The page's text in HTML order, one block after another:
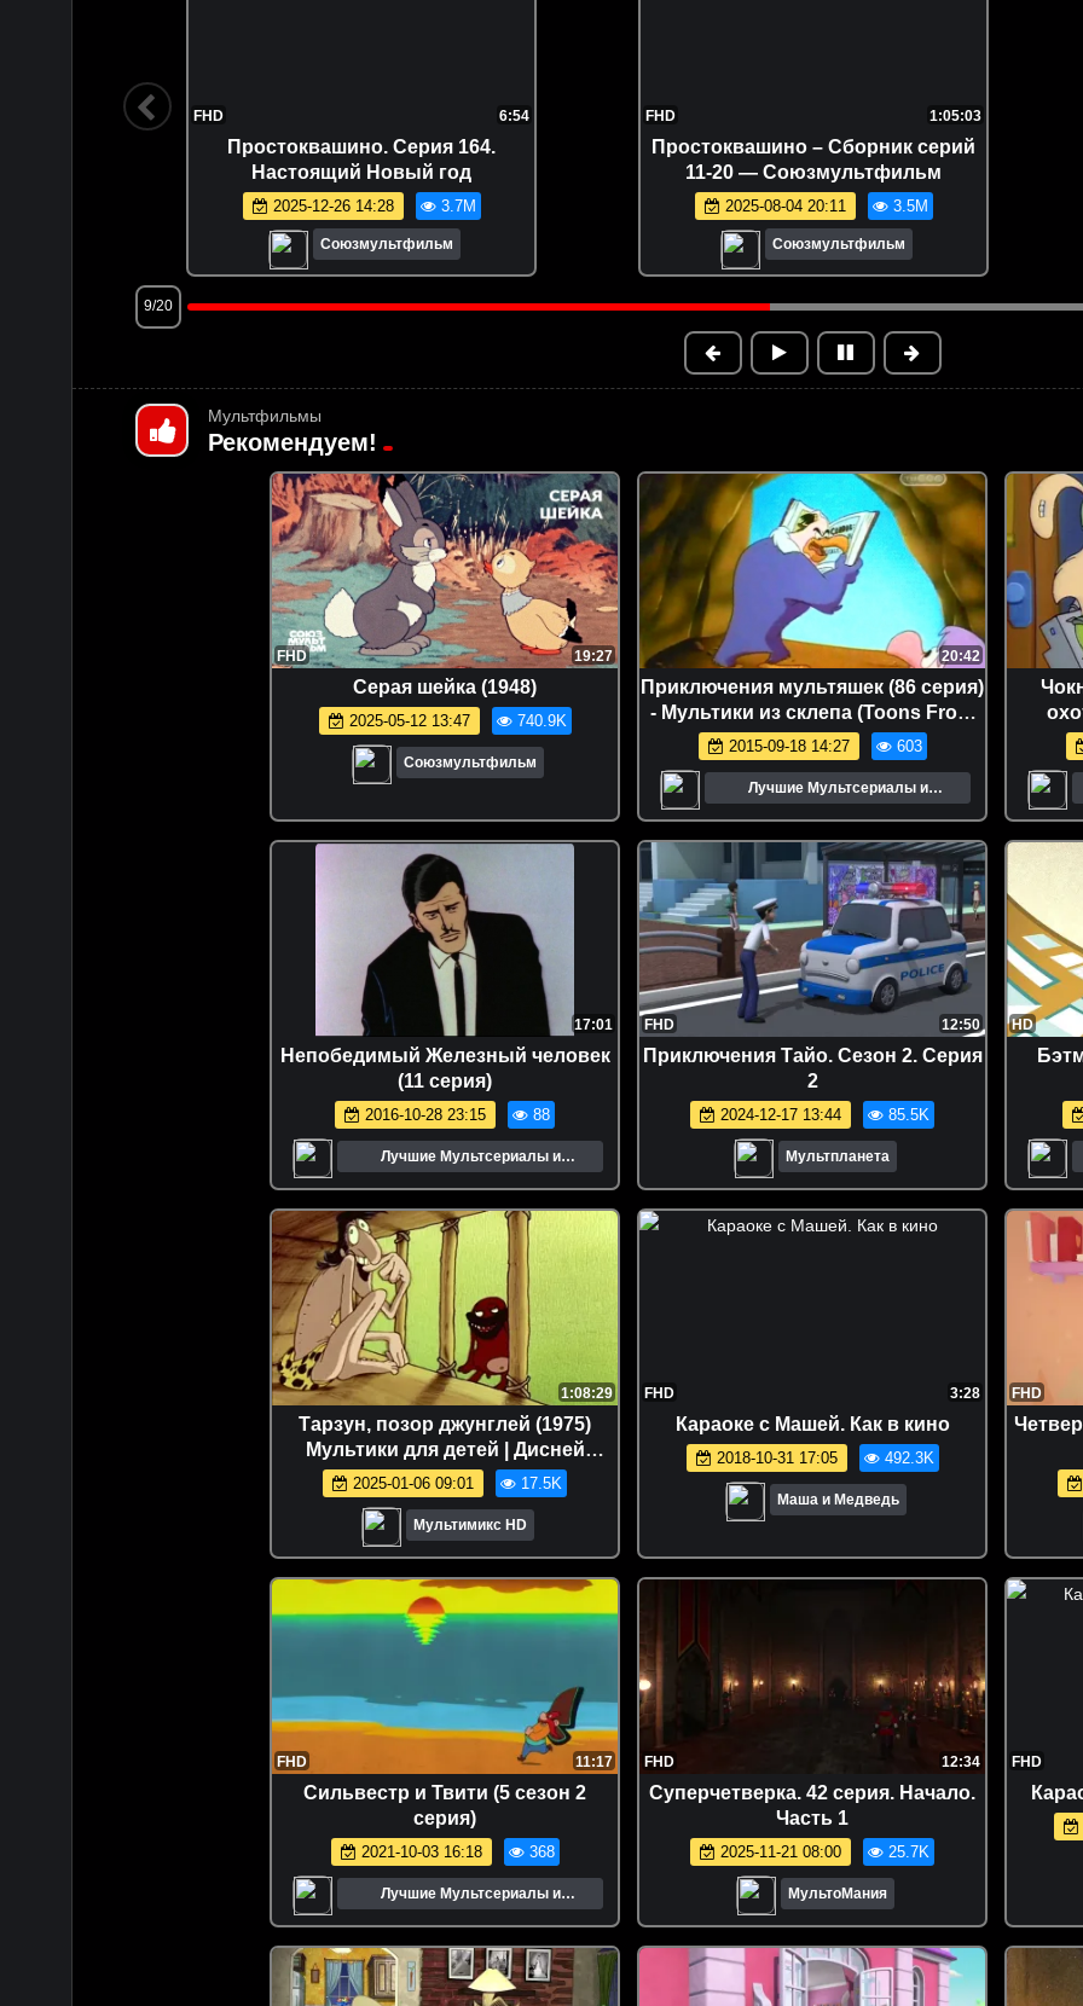
FHD 6:54
Простоквашино. Серия 164.
Настоящий Новый год
2025-12-26 14:28 3.7M
Союзмультфильм
FHD 1:05:03
Простоквашино – Сборник серий
11-20 — Союзмультфильм
2025-08-04 20:11 3.5M
Союзмультфильм
9/20
Мультфильмы
Рекомендуем!
FHD 19:27
Серая шейка (1948)
2025-05-12 13:47 740.9K
Союзмультфильм
20:42
Приключения мультяшек (86 серия)
- Мультики из склепа (Toons From
the Crypt)
2015-09-18 14:27 603
Лучшие Мультсериалы и
Мультфильмы
17:01
Непобедимый Железный человек
(11 серия)
2016-10-28 23:15 88
Лучшие Мультсериалы и
Мультфильмы
FHD 12:50
Приключения Тайо. Сезон 2. Серия
2
2024-12-17 13:44 85.5K
Мультпланета
HD
1:08:29
Тарзун, позор джунглей (1975)
Мультики для детей | Дисней
Disney | Netflix | Мультсериалы |
Мультики 2024
2025-01-06 09:01 17.5K
Мультимикс HD
FHD 3:28
Караоке с Машей. Как в кино
2018-10-31 17:05 492.3K
Маша и Медведь
FHD
FHD 11:17
Сильвестр и Твити (5 сезон 2
серия)
2021-10-03 16:18 368
Лучшие Мультсериалы и
Мультфильмы
FHD 12:34
Суперчетверка. 42 серия. Начало.
Часть 1
2025-11-21 08:00 25.7K
МультоМания
FHD